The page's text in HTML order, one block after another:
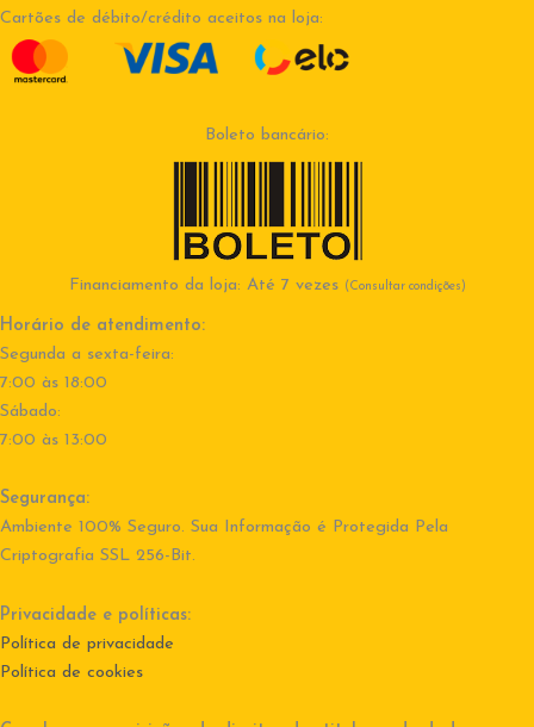
Cartões de débito/crédito aceitos na loja:
Boleto bancário:
Financiamento da loja: Até 7 vezes (Consultar condições)
Horário de atendimento:
Segunda a sexta-feira:
7:00 às 18:00
Sábado:
7:00 às 13:00
Segurança:
Ambiente 100% Seguro. Sua Informação é Protegida Pela
Criptografia SSL 256-Bit.
Privacidade e políticas:
Política de privacidade
Política de cookies